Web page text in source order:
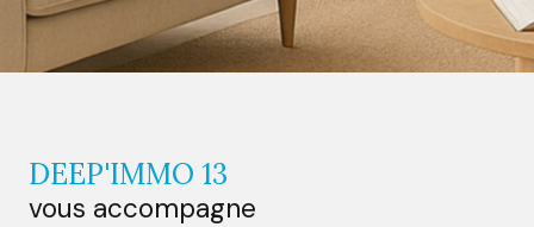
DEEP'IMMO 13
vous accompagne